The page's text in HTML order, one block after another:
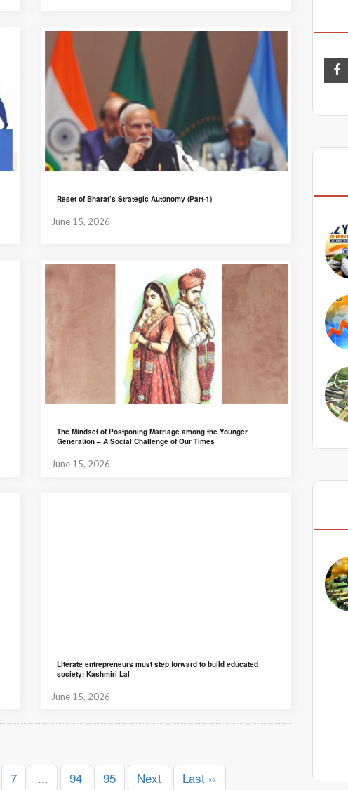
Reset of Bharat’s Strategic Autonomy (Part-1)
June 15, 2026
The Mindset of Postponing Marriage among the Younger
Generation – A Social Challenge of Our Times
June 15, 2026
Literate entrepreneurs must step forward to build educated
society: Kashmiri Lal
June 15, 2026
7 ... 94 95 Next Last ››